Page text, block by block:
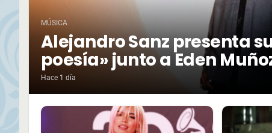
MÚSICA
Alejandro Sanz presenta
poesía» junto a Eden
Hace 1 día